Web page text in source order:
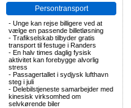
Persontransport
- Unge kan rejse billigere ved at
vælge en passende billetløsning
- Trafikselskab tilbyder gratis
transport til festuge i Randers
- En halv times daglig fysisk
aktivitet kan forebygge alvorlig
stress
- Passagertallet i sydjysk lufthavn
steg i juli
- Delebilstjeneste samarbejder med
kinesisk virksomhed om
selvkørende biler